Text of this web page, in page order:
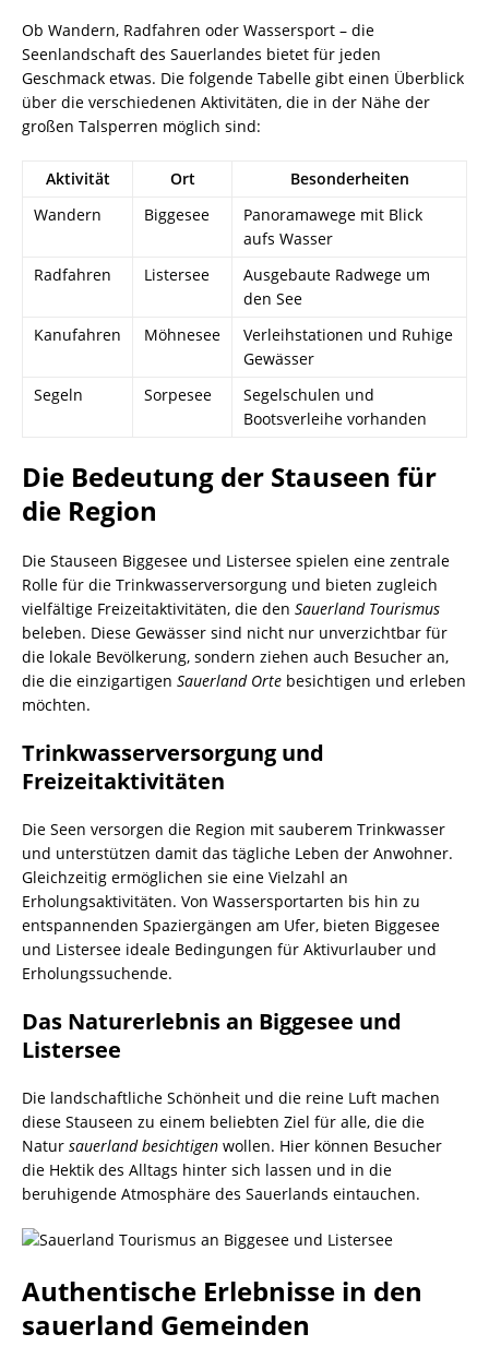
Ob Wandern, Radfahren oder Wassersport – die
Seenlandschaft des Sauerlandes bietet für jeden
Geschmack etwas. Die folgende Tabelle gibt einen Überblick
über die verschiedenen Aktivitäten, die in der Nähe der
großen Talsperren möglich sind:
Aktivität Ort
Besonderheiten
Wandern
Biggesee
Panoramawege mit Blick
aufs Wasser
Radfahren
Listersee
Ausgebaute Radwege um
den See
Kanufahren
Möhnesee
Verleihstationen und Ruhige
Gewässer
Segeln
Sorpesee
Segelschulen und
Bootsverleihe vorhanden
Die Bedeutung der Stauseen für
die Region
Die Stauseen Biggesee und Listersee spielen eine zentrale
Rolle für die Trinkwasserversorgung und bieten zugleich
vielfältige Freizeitaktivitäten, die den Sauerland Tourismus
beleben. Diese Gewässer sind nicht nur unverzichtbar für
die lokale Bevölkerung, sondern ziehen auch Besucher an,
die die einzigartigen Sauerland Orte besichtigen und erleben
möchten.
Trinkwasserversorgung und
Freizeitaktivitäten
Die Seen versorgen die Region mit sauberem Trinkwasser
und unterstützen damit das tägliche Leben der Anwohner.
Gleichzeitig ermöglichen sie eine Vielzahl an
Erholungsaktivitäten. Von Wassersportarten bis hin zu
entspannenden Spaziergängen am Ufer, bieten Biggesee
und Listersee ideale Bedingungen für Aktivurlauber und
Erholungssuchende.
Das Naturerlebnis an Biggesee und
Listersee
Die landschaftliche Schönheit und die reine Luft machen
diese Stauseen zu einem beliebten Ziel für alle, die die
Natur sauerland besichtigen wollen. Hier können Besucher
die Hektik des Alltags hinter sich lassen und in die
beruhigende Atmosphäre des Sauerlands eintauchen.
Authentische Erlebnisse in den
sauerland Gemeinden